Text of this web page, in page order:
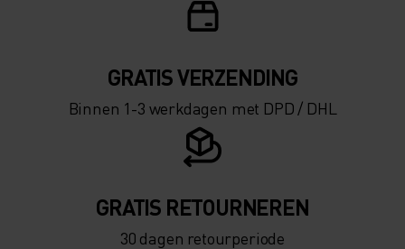
GRATIS VERZENDING​​​​​​​​​​​​​​
Binnen 1-3 werkdagen met DPD / DHL
GRATIS RETOURNEREN
30 dagen retourperiode